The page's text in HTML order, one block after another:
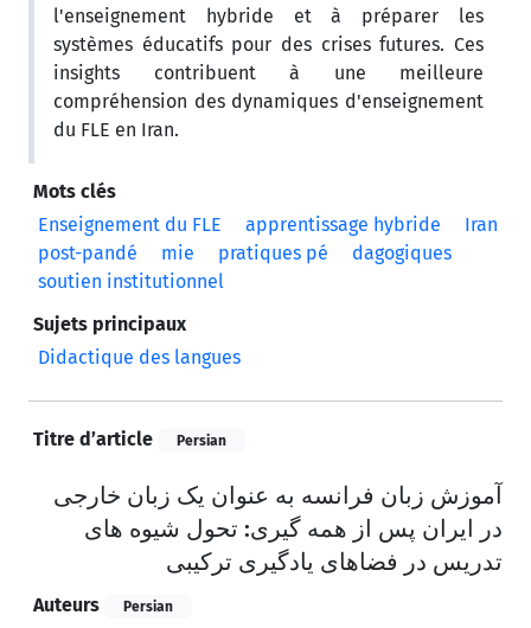
l'enseignement hybride et à préparer les
systèmes éducatifs pour des crises futures. Ces
insights contribuent à une meilleure
compréhension des dynamiques d'enseignement
du FLE en Iran.
Mots clés
Enseignement du FLE
apprentissage hybride
Iran
post-pandé
mie pratiques pé
dagogiques
soutien institutionnel
Sujets principaux
Didactique des langues
Titre d’article Persian
آموزش زبان فرانسه به عنوان یک زبان خارجی
در ایران پس از همه گیری: تحول شیوه های
تدریس در فضاهای یادگیری ترکیبی
Auteurs Persian